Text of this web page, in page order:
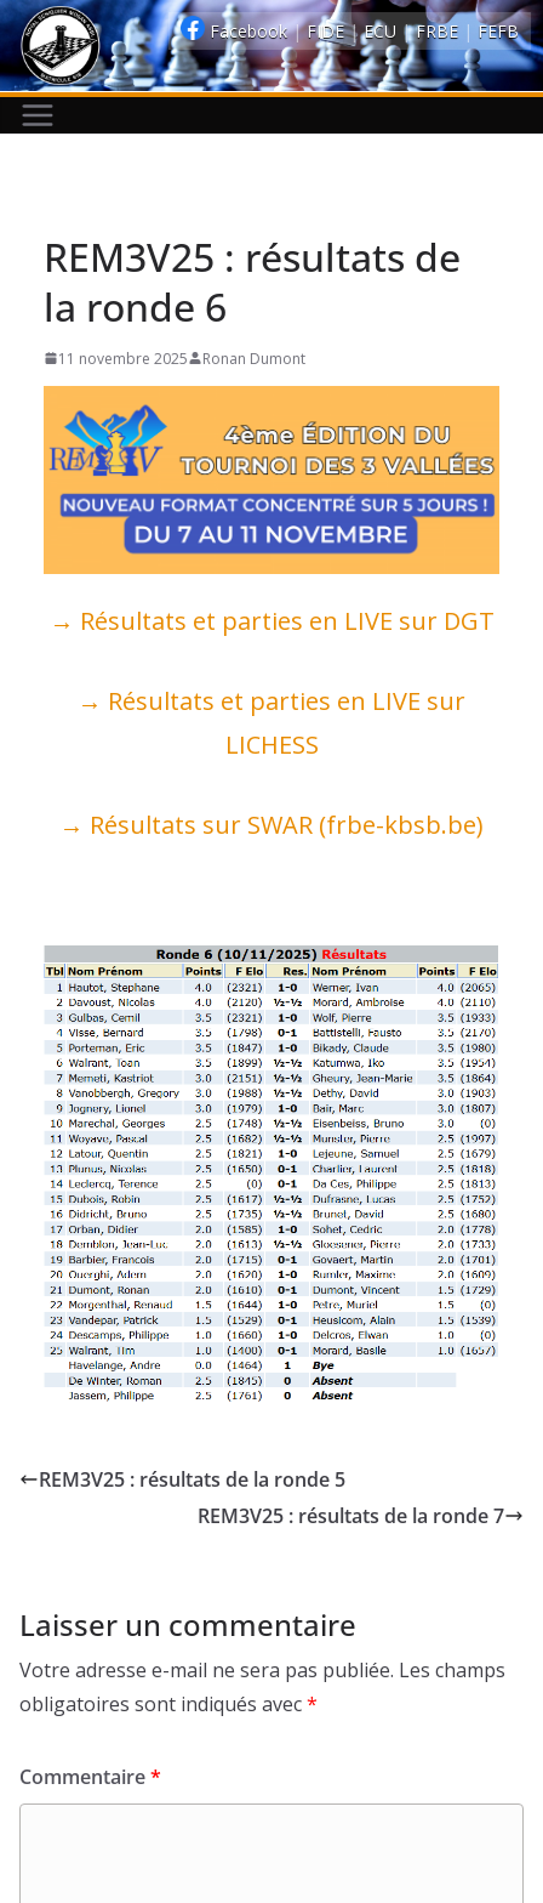
Passer
au
contenu
REM3V25 : résultats de
la ronde 6
11 novembre 2025 Ronan Dumont
→ Résultats et parties en LIVE sur DGT
→ Résultats et parties en LIVE sur
LICHESS
→ Résultats sur SWAR (frbe-kbsb.be)
REM3V25 : résultats de la ronde 5
REM3V25 : résultats de la ronde 7
Laisser un commentaire
Votre adresse e-mail ne sera pas publiée. Les champs
obligatoires sont indiqués avec*
Commentaire*
Facebook| FIDE| ECU | FRBE | FEFB